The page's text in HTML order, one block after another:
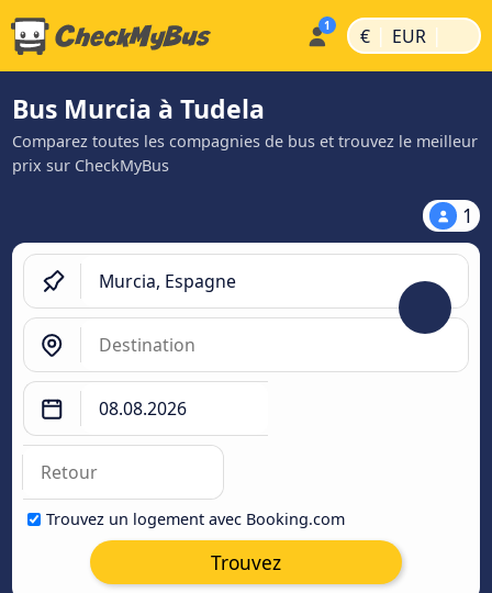
€ | EUR |
Bus Murcia à Tudela
Comparez toutes les compagnies de bus et trouvez le meilleur
prix sur CheckMyBus
1
Trouvez un logement avec Booking.com
Trouvez